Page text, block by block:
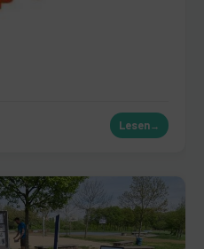
Lesen